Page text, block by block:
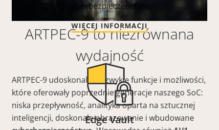
ARTPEC-9 to niezrównana
wydajność
ARTPEC-9 udoskonala niezwykłe funkcje i możliwości,
które oferowały poprzednie generacje naszego SoC:
niska przepływność, analityka oparta na sztucznej
inteligencji, doskonałe obrazowanie i wbudowane
cyberbezpieczeństwie.
WIĘCEJ INFORMACJI
Edge Vault